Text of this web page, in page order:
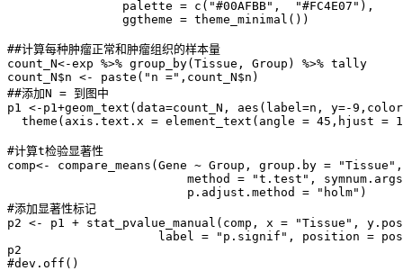
                palette = c("#00AFBB",  "#FC4E07"),
                ggtheme = theme_minimal())
##计算每种肿瘤正常和肿瘤组织的样本量
count_N<-exp %>% group_by(Tissue, Group) %>% tally
count_N$n <- paste("n =",count_N$n)
##添加N = 到图中
p1 <-p1+geom_text(data=count_N, aes(label=n, y=-
theme(axis.text.x = element_text(angle = 45,hjust =
#计算t检验显著性
comp<- compare_means(Gene ~ Group, group.by =
method = "t.test",
                         p.adjust.method = "holm")
#添加显著性标记
p2 <- p1 + stat_pvalue_manual(comp, x = "Tissue",
label = "p.signif", position =
p2
#dev.off()